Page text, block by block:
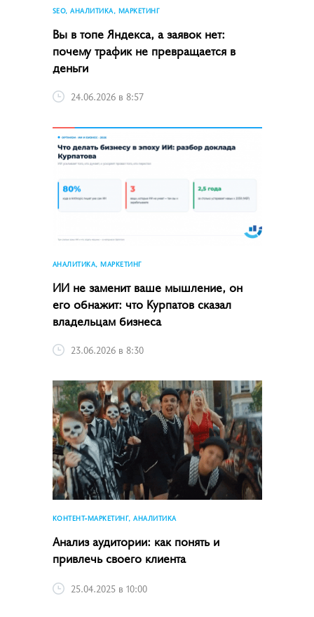
SEO, АНАЛИТИКА, МАРКЕТИНГ
Вы в топе Яндекса, а заявок нет:
почему трафик не превращается в
деньги
24.06.2026 в 8:57
АНАЛИТИКА, МАРКЕТИНГ
ИИ не заменит ваше мышление, он
его обнажит: что Курпатов сказал
владельцам бизнеса
23.06.2026 в 8:30
КОНТЕНТ-МАРКЕТИНГ, АНАЛИТИКА
Анализ аудитории: как понять и
привлечь своего клиента
25.04.2025 в 10:00